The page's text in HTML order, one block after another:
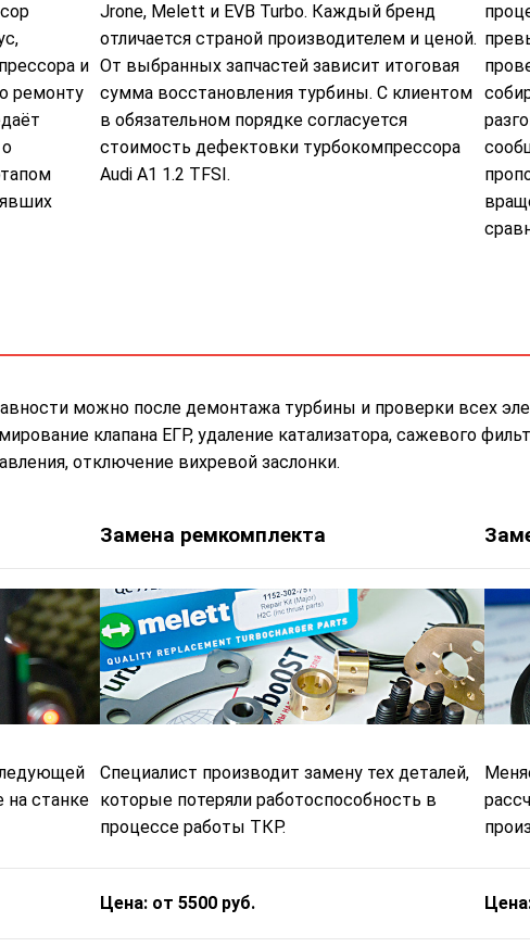
и
ремонту
Jrone, Melett и EVB Turbo. Каждый бренд
отличается страной производителем и ценой.
От выбранных запчастей зависит итоговая
сумма восстановления турбины. С клиентом
в обязательном порядке согласуется
стоимость дефектовки турбокомпрессора
Audi A1 1.2 TFSI.
можно после демонтажа турбины и проверки всех
клапана ЕГР, удаление катализатора, сажевого
отключение вихревой заслонки.
на станке
Замена ремкомплекта
Специалист производит замену тех деталей,
которые потеряли работоспособность в
процессе работы ТКР.
Цена: от 5500 руб.